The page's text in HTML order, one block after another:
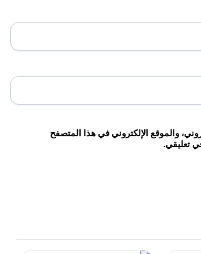
والموقع الإلكتروني في هذا المتصفح
تعليقي.